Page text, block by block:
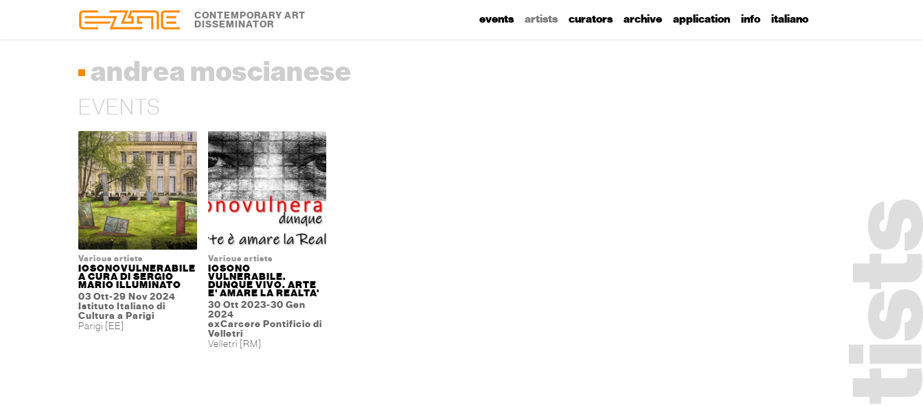
CONTEMPORARY ART
DISSEMINATOR events artists curators archive application info italiano
andrea moscianese
EVENTS
Various artists
IOSONOVULNERABILE
A CURA DI SERGIO
MARIO ILLUMINATO
03 Ott-29 Nov 2024
Istituto Italiano di
Cultura a Parigi
Parigi [EE]
Various artists
IOSONO
VULNERABILE.
DUNQUE VIVO. ARTE
E' AMARE LA REALTA'
30 Ott 2023-30 Gen
2024
exCarcere Pontificio di
Velletri
Velletri [RM]